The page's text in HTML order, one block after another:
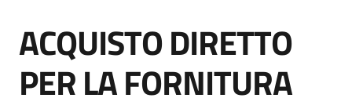
acquisto
Supporto
Salta al contenuto
ACQUISTO DIRETTO
PER LA FORNITURA